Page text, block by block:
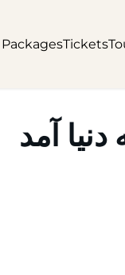
Tickets
Packages
آمد